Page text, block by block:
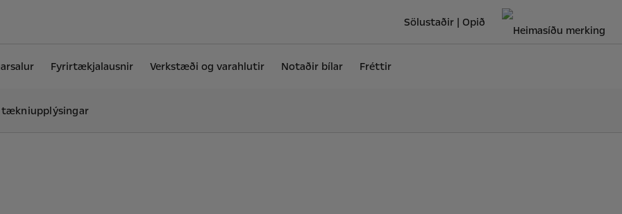
Sölustaðir | Opið
Fyrirtækjalausnir Verkstæði og varahlutir Notaðir bílar Fréttir
tækniupplýsingar